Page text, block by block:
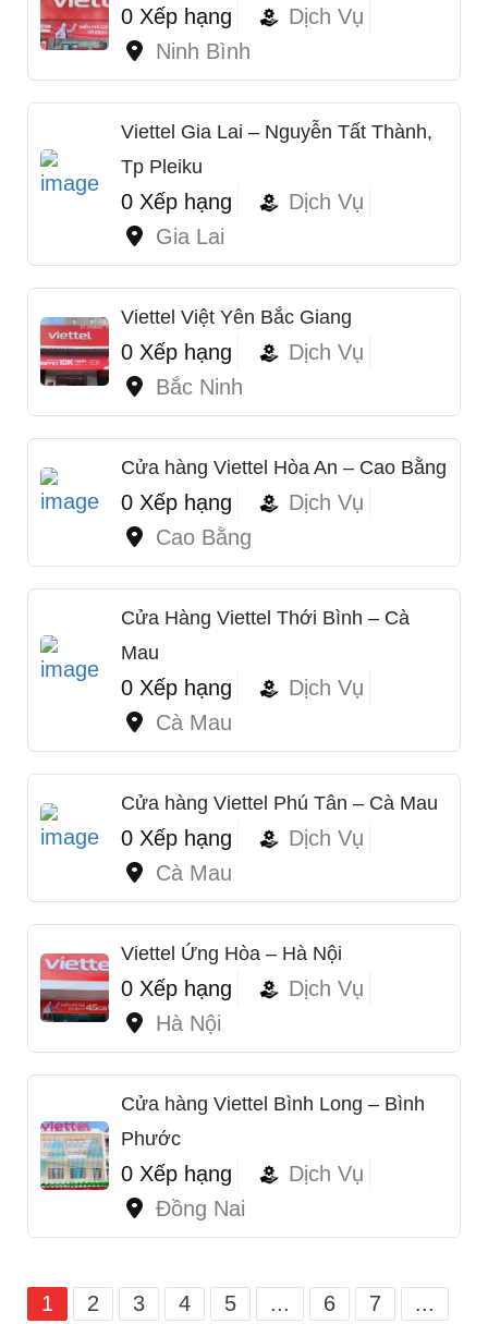
0 Xếp hạng
Dịch Vụ
Ninh Bình
Viettel Gia Lai – Nguyễn Tất Thành,
Tp Pleiku
0 Xếp hạng
Dịch Vụ
Gia Lai
Viettel Việt Yên Bắc Giang
0 Xếp hạng
Dịch Vụ
Bắc Ninh
Cửa hàng Viettel Hòa An – Cao Bằng
0 Xếp hạng
Dịch Vụ
Cao Bằng
Cửa Hàng Viettel Thới Bình – Cà
Mau
0 Xếp hạng
Dịch Vụ
Cà Mau
Cửa hàng Viettel Phú Tân – Cà Mau
0 Xếp hạng
Dịch Vụ
Cà Mau
Viettel Ứng Hòa – Hà Nội
0 Xếp hạng
Dịch Vụ
Hà Nội
Cửa hàng Viettel Bình Long – Bình
Phước
0 Xếp hạng
Dịch Vụ
Đồng Nai
1 2 3 4 5 ... 6 7 ...